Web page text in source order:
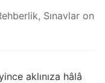
, Sınavlaron
aklınıza hâlâ